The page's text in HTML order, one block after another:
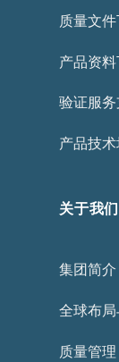
质量文
产品资
验证服
产品技
关于我们
集团简介
全球布
质量管理